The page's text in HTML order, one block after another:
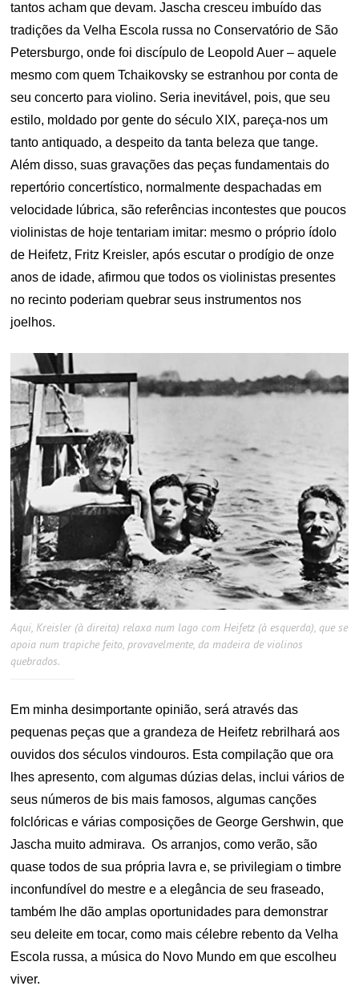
tantos acham que devam. Jascha cresceu imbuído das
tradições da Velha Escola russa no Conservatório de São
Petersburgo, onde foi discípulo de Leopold Auer – aquele
mesmo com quem Tchaikovsky se estranhou por conta de
seu concerto para violino. Seria inevitável, pois, que seu
estilo, moldado por gente do século XIX, pareça-nos um
tanto antiquado, a despeito da tanta beleza que tange.
Além disso, suas gravações das peças fundamentais do
repertório concertístico, normalmente despachadas em
velocidade lúbrica, são referências incontestes que poucos
violinistas de hoje tentariam imitar: mesmo o próprio ídolo
de Heifetz, Fritz Kreisler, após escutar o prodígio de onze
anos de idade, afirmou que todos os violinistas presentes
no recinto poderiam quebrar seus instrumentos nos
joelhos.
Aqui, Kreisler (à direita) relaxa num lago com Heifetz (à esquerda), que se
apoia num trapiche feito, provavelmente, da madeira de violinos
quebrados.
Em minha desimportante opinião, será através das
pequenas peças que a grandeza de Heifetz rebrilhará aos
ouvidos dos séculos vindouros. Esta compilação que ora
lhes apresento, com algumas dúzias delas, inclui vários de
seus números de bis mais famosos, algumas canções
folclóricas e várias composições de George Gershwin, que
Jascha muito admirava. Os arranjos, como verão, são
quase todos de sua própria lavra e, se privilegiam o timbre
inconfundível do mestre e a elegância de seu fraseado,
também lhe dão amplas oportunidades para demonstrar
seu deleite em tocar, como mais célebre rebento da Velha
Escola russa, a música do Novo Mundo em que escolheu
viver.